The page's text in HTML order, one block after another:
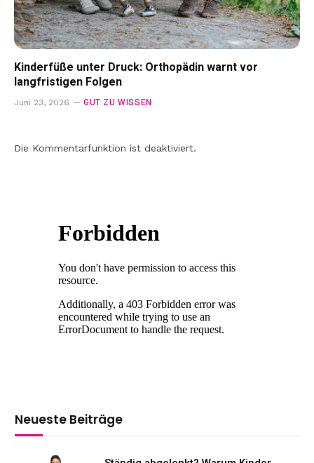
Kinderfüße unter Druck: Orthopädin warnt vor
langfristigen Folgen
Juni 23, 2026 GUT ZU WISSEN
Die Kommentarfunktion ist deaktiviert.
Neueste Beiträge